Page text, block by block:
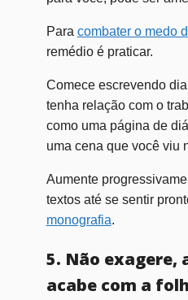
Para combater o medo
remédio é praticar.
Comece escrevendo
tenha relação com o
como uma página de
uma cena que você viu
Aumente
textos até se sentir
monografia.
5. Não exagere,
acabe com a